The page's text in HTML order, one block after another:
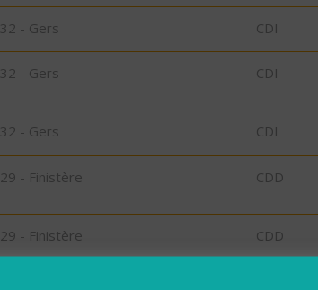
32 - Gers CDI
32 - Gers CDI
32 - Gers CDI
29 - Finistère CDD
29 - Finistère CDD